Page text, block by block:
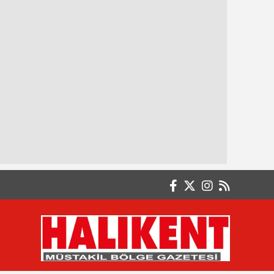
Dr. Yusuf ÇOPUR
DEMİRCİ RÜYASI
Düriye GENÇTUĞ AYYILDIZ
DEMİRCİ’DE 60. YIL BULUŞMASI: VEFA,
DAYANIŞMA, DOSTLUK…
Elvin Halime ÖZYEŞİL Fatih Ortaokulu 7/C